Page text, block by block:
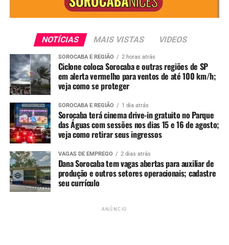
A iniciativa permite que o público conheça de perto os
cuidados oferecidos aos animais e a importância dessas
atividades para o bem-estar das espécies.
Visitas noturnas têm vagas
limitadas
As tradicionais visitas monitoradas noturnas
acontecerão às quintas-feiras, nos dias16, 23 e 30 de
julho, sempre a partir das 19h.
A atividade é destinada a crianças a partir de 6 anos,
desde que acompanhadas por um responsável maior de
18 anos. Durante o passeio, os participantes conhecerão
curiosidades sobre os animais de hábitos noturnos, além
NOTÍCIAS MAIS VISTAS VIDEOS
SOROCABA E REGIÃO 2 horas atrás
Ciclone coloca Sorocaba e outras regiões de SP
em alerta vermelho para ventos de até 100 km/h;
veja como se proteger
SOROCABA E REGIÃO 1 dia atrás
Sorocaba terá cinema drive-in gratuito no Parque
das Águas com sessões nos dias 15 e 16 de agosto;
veja como retirar seus ingressos
VAGAS DE EMPREGO 2 dias atrás
Dana Sorocaba tem vagas abertas para auxiliar de
produção e outros setores operacionais; cadastre
seu currículo
ANÚNCIO